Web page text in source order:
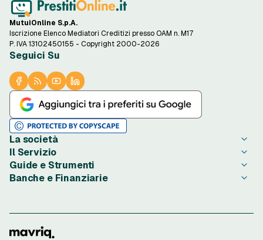
MutuiOnline S.p.A.
Iscrizione Elenco Mediatori Creditizi presso OAM n. M17
P. IVA 13102450155 - Copyright 2000-2026
Seguici Su
La società
Chi è PrestitiOnline.it
Contatta PrestitiOnline.it
Opinioni degli Utenti
Rassegna Stampa
Lavora con Noi
Il Servizio
Come Funziona
Condizioni di Utilizzo
Preferenze Cookie
Privacy Istituti Partner
Guide e Strumenti
Guide Prestiti
Finalità Prestiti
Ottenere un Prestito
Banche e Finanziarie
BNL
Compass